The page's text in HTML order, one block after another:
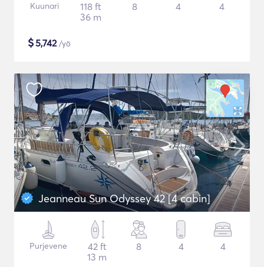
Kuunari
118 ft
36 m
8 4 4
$5,742/yö
Jeanneau Sun Odyssey 42 [4 cabin]
Purjevene
42 ft
13 m
8 4 4